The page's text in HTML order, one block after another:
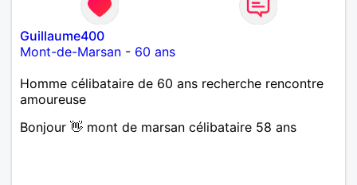
Guillaume400
Mont-de-Marsan - 60 ans
Homme célibataire de 60 ans recherche rencontre
amoureuse
Bonjour 👋 mont de marsan célibataire 58 ans